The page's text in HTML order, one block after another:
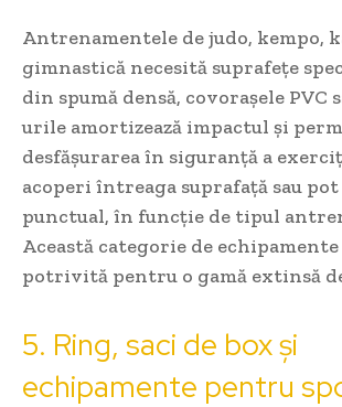
Antrenamentele de judo, kempo,
gimnastică necesită suprafețe
din spumă densă, covorașele PVC
urile amortizează impactul și
desfășurarea în siguranță a
acoperi întreaga suprafață sau
punctual, în funcție de tipul
Această categorie de echipamente
potrivită pentru o gamă extinsă
5. Ring, saci de box și
echipamente pentru